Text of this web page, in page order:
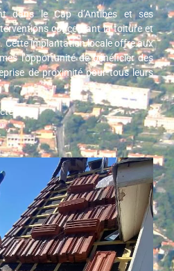
dans le Cap d’Antibes et ses
concernant la toiture et
Cette implantation locale offre aux
l’opportunité de bénéficier des
de proximité pour tous leurs